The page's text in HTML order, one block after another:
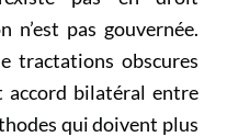
pas gouvernée.
tractations obscures
accord bilatéral entre
qui doivent plus